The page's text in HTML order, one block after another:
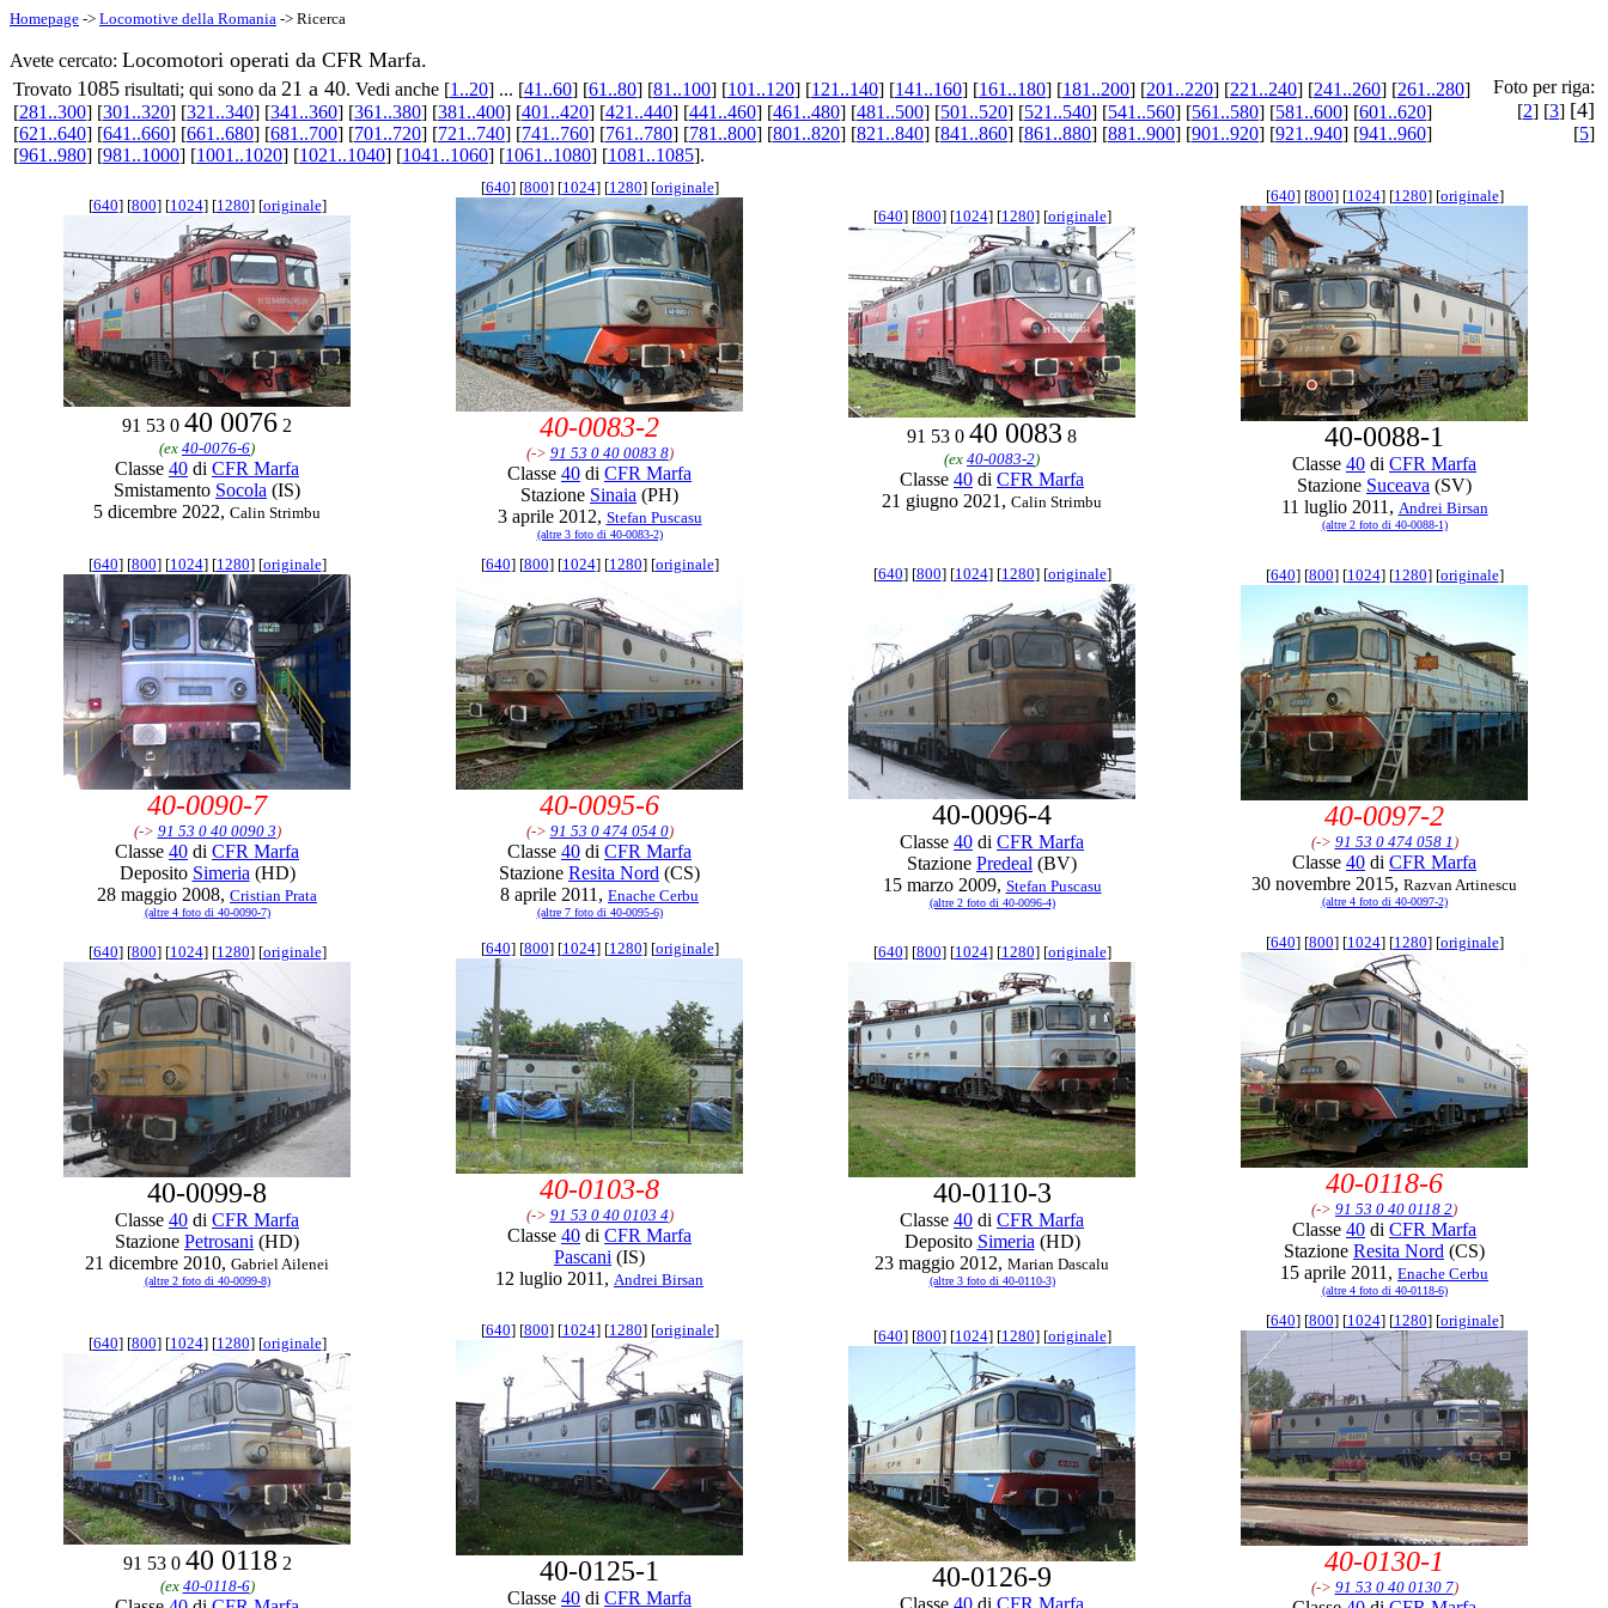
Homepage -> Locomotive della Romania -> Ricerca
Avete cercato: Locomotori operati da CFR Marfa.
Trovato 1085 risultati; qui sono da 21 a 40. Vedi anche [1..20] ... [41..60] [61..80] [81..100] [101..120] [121..140] [141..160] [161..180] [181..200] [201..220] [221..240] [241..260] [261..280]
[281..300] [301..320] [321..340] [341..360] [361..380] [381..400] [401..420] [421..440] [441..460] [461..480] [481..500] [501..520] [521..540] [541..560] [561..580] [581..600] [601..620]
[621..640] [641..660] [661..680] [681..700] [701..720] [721..740] [741..760] [761..780] [781..800] [801..820] [821..840] [841..860] [861..880] [881..900] [901..920] [921..940] [941..960]
[961..980] [981..1000] [1001..1020] [1021..1040] [1041..1060] [1061..1080] [1081..1085].
Foto per riga:
[2] [3] [4]
[5]
[640] [800] [1024] [1280] [originale]
91 53 0 40 0076 2
(ex 40-0076-6)
Classe 40 di CFR Marfa
Smistamento Socola (IS)
5 dicembre 2022, Calin Strimbu
[640] [800] [1024] [1280] [originale]
40-0083-2
(-> 91 53 0 40 0083 8)
Classe 40 di CFR Marfa
Stazione Sinaia (PH)
3 aprile 2012, Stefan Puscasu
(altre 3 foto di 40-0083-2)
[640] [800] [1024] [1280] [originale]
91 53 0 40 0083 8
(ex 40-0083-2)
Classe 40 di CFR Marfa
21 giugno 2021, Calin Strimbu
[640] [800] [1024] [1280] [originale]
40-0088-1
Classe 40 di CFR Marfa
Stazione Suceava (SV)
11 luglio 2011, Andrei Birsan
(altre 2 foto di 40-0088-1)
[640] [800] [1024] [1280] [originale]
40-0090-7
(-> 91 53 0 40 0090 3)
Classe 40 di CFR Marfa
Deposito Simeria (HD)
28 maggio 2008, Cristian Prata
(altre 4 foto di 40-0090-7)
[640] [800] [1024] [1280] [originale]
40-0095-6
(-> 91 53 0 474 054 0)
Classe 40 di CFR Marfa
Stazione Resita Nord (CS)
8 aprile 2011, Enache Cerbu
(altre 7 foto di 40-0095-6)
[640] [800] [1024] [1280] [originale]
40-0096-4
Classe 40 di CFR Marfa
Stazione Predeal (BV)
15 marzo 2009, Stefan Puscasu
(altre 2 foto di 40-0096-4)
[640] [800] [1024] [1280] [originale]
40-0097-2
(-> 91 53 0 474 058 1 )
Classe 40 di CFR Marfa
30 novembre 2015, Razvan Artinescu
(altre 4 foto di 40-0097-2)
[640] [800] [1024] [1280] [originale]
40-0099-8
Classe 40 di CFR Marfa
Stazione Petrosani (HD)
21 dicembre 2010, Gabriel Ailenei
(altre 2 foto di 40-0099-8)
[640] [800] [1024] [1280] [originale]
40-0103-8
(-> 91 53 0 40 0103 4)
Classe 40 di CFR Marfa
Pascani (IS)
12 luglio 2011, Andrei Birsan
[640] [800] [1024] [1280] [originale]
40-0110-3
Classe 40 di CFR Marfa
Deposito Simeria (HD)
23 maggio 2012, Marian Dascalu
(altre 3 foto di 40-0110-3)
[640] [800] [1024] [1280] [originale]
40-0118-6
(-> 91 53 0 40 0118 2)
Classe 40 di CFR Marfa
Stazione Resita Nord (CS)
15 aprile 2011, Enache Cerbu
(altre 4 foto di 40-0118-6)
[640] [800] [1024] [1280] [originale]
91 53 0 40 0118 2
(ex 40-0118-6)
[640] [800] [1024] [1280] [originale]
40-0125-1
Classe 40 di CFR Marfa
[640] [800] [1024] [1280] [originale]
40-0126-9
Classe 40 di CFR Marfa
[640] [800] [1024] [1280] [originale]
40-0130-1
(-> 91 53 0 40 0130 7)